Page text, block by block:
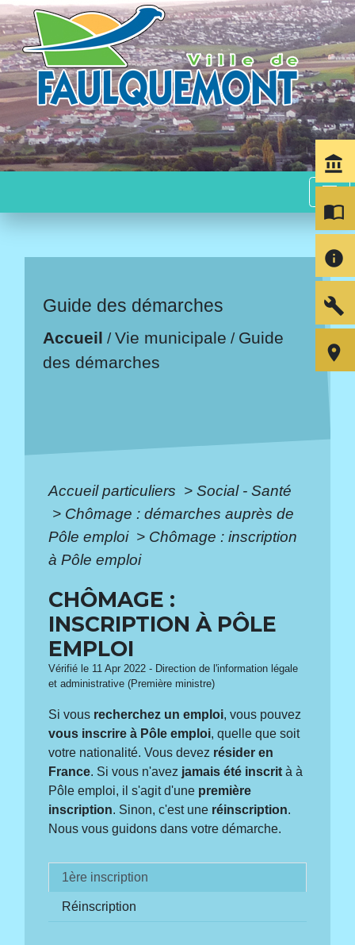
menu
Guide des démarches
Accueil /Vie municipale / Guide
des démarches
Accueil particuliers > Social - Santé
> Chômage : démarches auprès de
Pôle emploi > Chômage : inscription
à Pôle emploi
CHÔMAGE :
INSCRIPTION À PÔLE
EMPLOI
Vérifié le 11 Apr 2022 - Direction de l'information légale
et administrative (Première ministre)
Si vous recherchez un emploi, vous pouvez
vous inscrire à Pôle emploi, quelle que soit
votre nationalité. Vous devez résider en
France. Si vous n'avez jamais été inscrità à
Pôle emploi, il s'agit d'une première
inscription. Sinon, c'est une réinscription.
Nous vous guidons dans votre démarche.
1ère inscription
Réinscription
account_balance
import_contacts
info
build
room